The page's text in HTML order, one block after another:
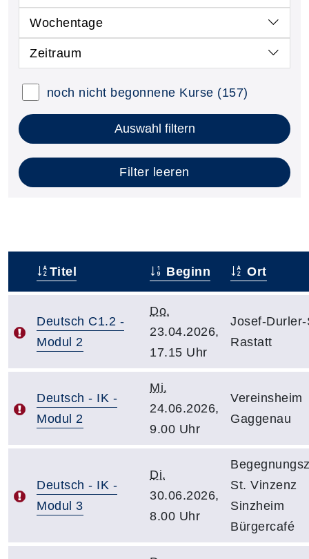
Wochentage
Zeitraum
noch nicht begonnene Kurse (157)
Auswahl filtern
Filter leeren
Titel Beginn Ort
Deutsch C1.2 -
Modul 2
Do.
23.04.2026,
17.15 Uhr
Josef-
Rastatt
Deutsch - IK -
Modul 2
Mi.
24.06.2026,
9.00 Uhr
Vereinsheim
Gaggenau
Deutsch - IK -
Modul 3
Di.
30.06.2026,
8.00 Uhr
St. Vinzenz
Sinzheim
Bürgercafé